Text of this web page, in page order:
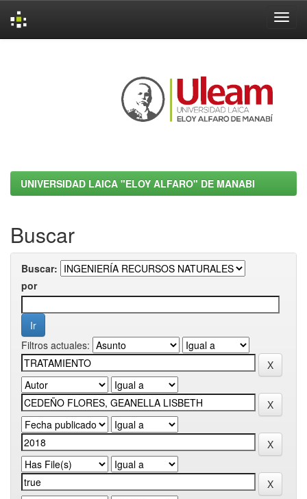
UNIVERSIDAD LAICA "ELOY ALFARO" DE MANABI
Buscar
Buscar:
por
Filtros actuales: